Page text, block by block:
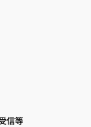
信等